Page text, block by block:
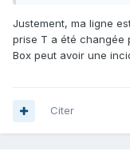
Justement, ma ligne
prise T a été changée
Box peut avoir une
Citer